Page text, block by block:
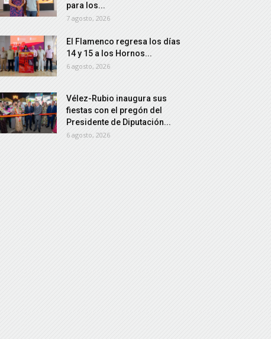
para los...
7 agosto, 2026
El Flamenco regresa los días
14 y 15 a los Hornos...
6 agosto, 2026
Vélez-Rubio inaugura sus
fiestas con el pregón del
Presidente de Diputación...
6 agosto, 2026